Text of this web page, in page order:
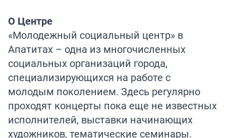
О Центре
«Молодежный социальный центр» в
Апатитах – одна из многочисленных
социальных организаций города,
специализирующихся на работе с
молодым поколением. Здесь регулярно
проходят концерты пока еще не известных
исполнителей, выставки начинающих
художников, тематические семинары.